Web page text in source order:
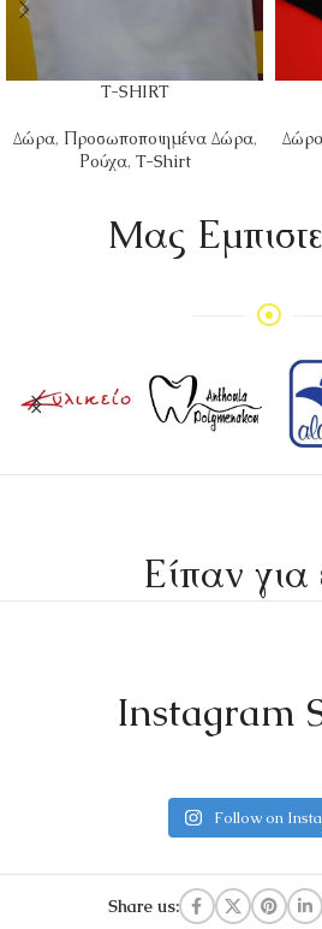
T-SHIRT
Δώρα, Προσωποποιημένα Δώρα,
Ρούχα, T-Shirt
Mας
Είπαν για
Instagram
Follow on
Share us: